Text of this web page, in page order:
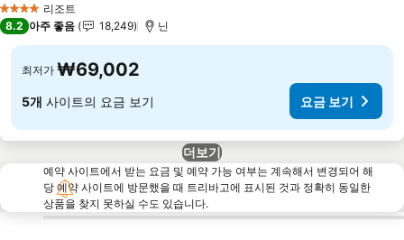
4 성급 리조트
8.2 아주 좋음 18,249 닌
최저가 ₩69,002
5개 사이트의 요금 보기 요금 보기
더보기
예약 사이트에서 받는 요금 및 예약 가능 여부는 계속해서 변경되어 해
당 예약 사이트에 방문했을 때 트리바고에 표시된 것과 정확히 동일한
상품을 찾지 못하실 수도 있습니다.